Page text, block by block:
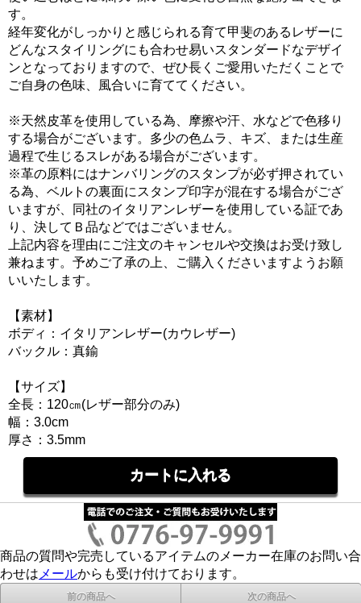
す。
経年変化がしっかりと感じられる育て甲斐のあるレザーに
どんなスタイリングにも合わせ易いスタンダードなデザイ
ンとなっておりますので、ぜひ長くご愛用いただくことで
ご自身の色味、風合いに育ててください。
※天然皮革を使用している為、摩擦や汗、水などで色移り
する場合がございます。多少の色ムラ、キズ、または生産
過程で生じるスレがある場合がございます。
※革の原料にはナンバリングのスタンプが必ず押されてい
る為、ベルトの裏面にスタンプ印字が混在する場合がござ
いますが、同社のイタリアンレザーを使用している証であ
り、決してＢ品などではございません。
上記内容を理由にご注文のキャンセルや交換はお受け致し
兼ねます。予めご了承の上、ご購入くださいますようお願
いいたします。
【素材】
ボディ：イタリアンレザー(カウレザー)
バックル：真鍮
【サイズ】
全長：120㎝(レザー部分のみ)
幅：3.0cm
厚さ：3.5mm
商品の質問や完売しているアイテムのメーカー在庫のお問い合
わせは メールからも受け付けております。
前の商品へ 次の商品へ